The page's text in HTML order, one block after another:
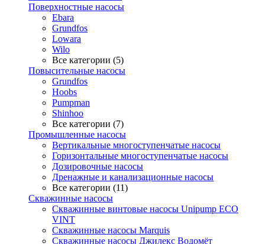
Поверхностные насосы
Ebara
Grundfos
Lowara
Wilo
Все категории (5)
Повысительные насосы
Grundfos
Hoobs
Pumpman
Shinhoo
Все категории (7)
Промышленные насосы
Вертикальные многоступенчатые насосы
Горизонтальные многоступенчатые насосы
Дозировочные насосы
Дренажные и канализационные насосы
Все категории (11)
Скважинные насосы
Скважинные винтовые насосы Unipump ECO
VINT
Скважинные насосы Marquis
Скважинные насосы Джилекс Водомёт